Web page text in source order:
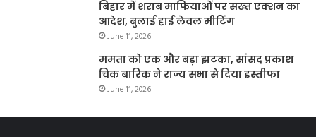
बिहार में शराब माफियाओं पर सख्त एक्शन का
आदेश, बुलाई हाई लेवल मीटिंग
June 11, 2026
ममता को एक और बड़ा झटका, सांसद प्रकाश
चिक बारिक ने राज्य सभा से दिया इस्तीफा
June 11, 2026